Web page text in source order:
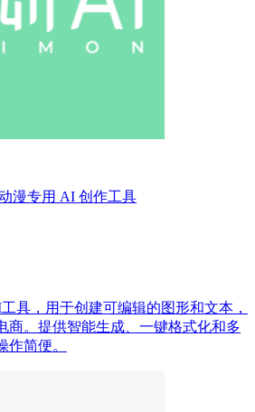
漫专用 AI 创作工具
具，用于创建可编辑的图形和文本，
商。提供智能生成、一键格式化和多
作简便。